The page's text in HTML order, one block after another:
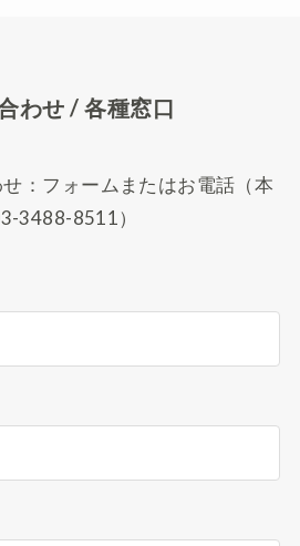
わせ / 各種窓口
：フォームまたはお電話（本
3488-8511）